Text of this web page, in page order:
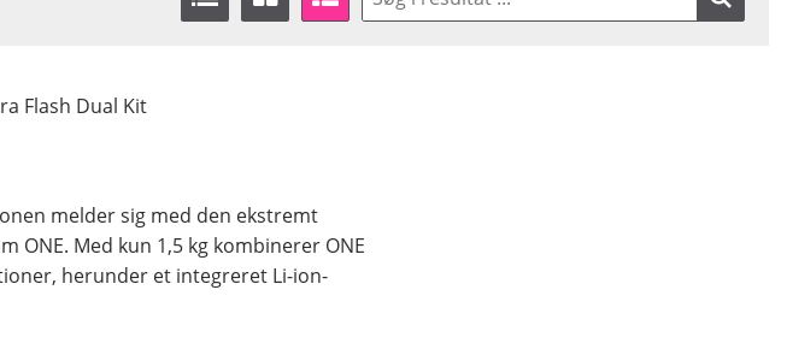
Flash Dual Kit
melder sig med den ekstremt
ONE. Med kun 1,5 kg kombinerer ONE
herunder et integreret Li-ion-